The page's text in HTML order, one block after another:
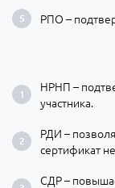
РПО –
НРНП –
участника.
РДИ –
сертификат
СДР –